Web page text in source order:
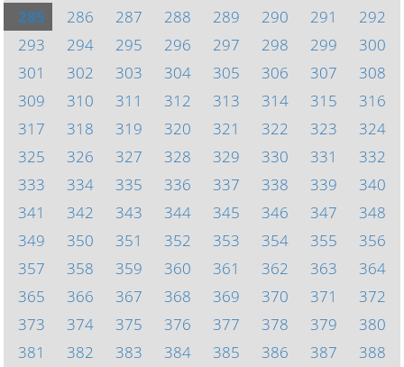
285
286 287 288 289 290 291
292
293
294 295 296 297 298 299
300
301
302 303 304 305 306 307
308
309
310 311 312 313 314 315
316
317
318 319 320 321 322 323
324
325
326 327 328 329 330 331
332
333
334 335 336 337 338 339
340
341
342 343 344 345 346 347
348
349
350 351 352 353 354 355
356
357
358 359 360 361 362 363
364
365
366 367 368 369 370 371
372
373
374 375 376 377 378 379
380
381
382 383 384 385 386 387 388